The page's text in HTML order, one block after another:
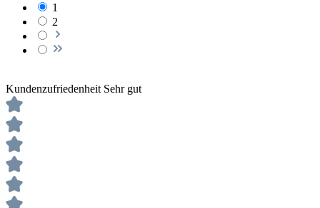
1
2
Kundenzufriedenheit Sehr gut